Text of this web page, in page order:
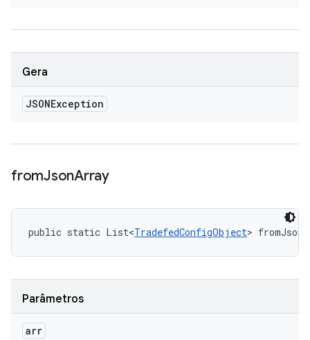
Gera
JSONException
fromJsonArray
public static List<TradefedConfigObject>
Parâmetros
arr